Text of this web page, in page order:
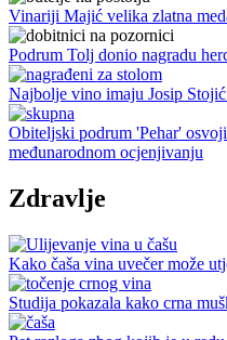
Vinariji Majić velika zlatna
Podrum Tolj donio nagradu
Najbolje vino imaju Josip
Obiteljski podrum 'Pehar'
međunarodnom ocjenjivanju
Zdravlje
Kako čaša vina uvečer može
Studija pokazala kako crna